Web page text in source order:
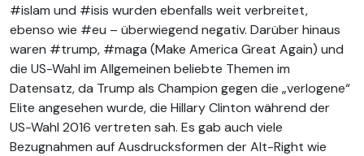
#islam und #isis wurden ebenfalls weit verbreitet,
ebenso wie #eu – überwiegend negativ. Darüber hinaus
waren #trump, #maga (Make America Great Again) und
die US-Wahl im Allgemeinen beliebte Themen im
Datensatz, da Trump als Champion gegen die „verlogene“
Elite angesehen wurde, die Hillary Clinton während der
US-Wahl 2016 vertreten sah. Es gab auch viele
Bezugnahmen auf Ausdrucksformen der Alt-Right wie